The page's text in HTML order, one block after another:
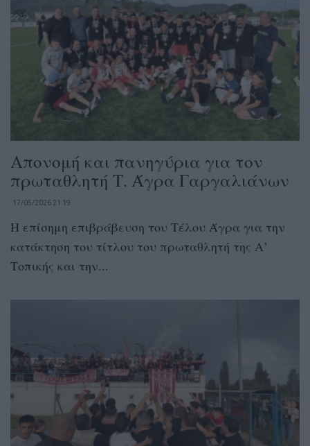
Απονομή και πανηγύρια για τον
πρωταθλητή Τ. Άγρα Γαργαλιάνων
17/05/2026 21:19
Η επίσημη επιβράβευση του Τέλου Άγρα για την
κατάκτηση του τίτλου του πρωταθλητή της Α’
Τοπικής και την...